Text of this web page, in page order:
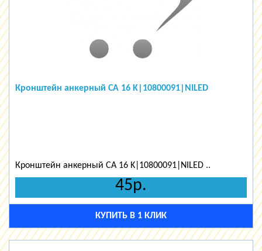
Кронштейн анкерный CA 16 K|10800091|NILED
Кронштейн анкерный CA 16 K|10800091|NILED ..
45р.
КУПИТЬ В 1 КЛИК